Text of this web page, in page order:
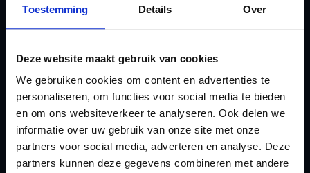
Toestemming Details Over
Deze website maakt gebruik van cookies
We gebruiken cookies om content en advertenties te
personaliseren, om functies voor social media te bieden
en om ons websiteverkeer te analyseren. Ook delen we
informatie over uw gebruik van onze site met onze
partners voor social media, adverteren en analyse. Deze
partners kunnen deze gegevens combineren met andere
doorgeven
Checklist IB 2023 (PDF)
Checklist IB 2023 (Word)
Checklist IB 2024 (PDF)
Checklist IB 2024 (Word)
Checklist IB 2025 (PDF)
Liquidatie Pensioen BV
verzorgen
M
Mogelijkheden
Stamrecht BV
O
ODV BV